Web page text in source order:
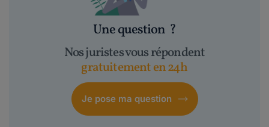
Une question ?
Nos juristes vous répondent
gratuitement en 24h
Je pose ma question